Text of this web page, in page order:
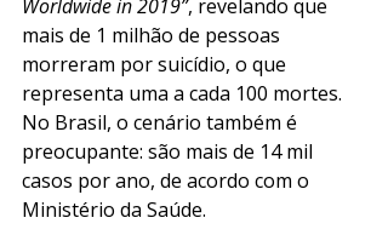
Worldwide in 2019”, revelando que
mais de 1 milhão de pessoas
morreram por suicídio, o que
representa uma a cada 100 mortes.
No Brasil, o cenário também é
preocupante: são mais de 14 mil
casos por ano, de acordo com o
Ministério da Saúde.